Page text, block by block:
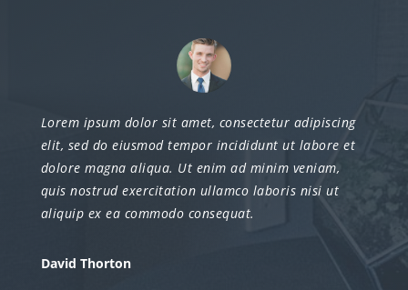
Lorem ipsum dolor sit amet, consectetur adipiscing
elit, sed do eiusmod tempor incididunt ut labore et
dolore magna aliqua. Ut enim ad minim veniam,
quis nostrud exercitation ullamco laboris nisi ut
aliquip ex ea commodo consequat.
David Thorton